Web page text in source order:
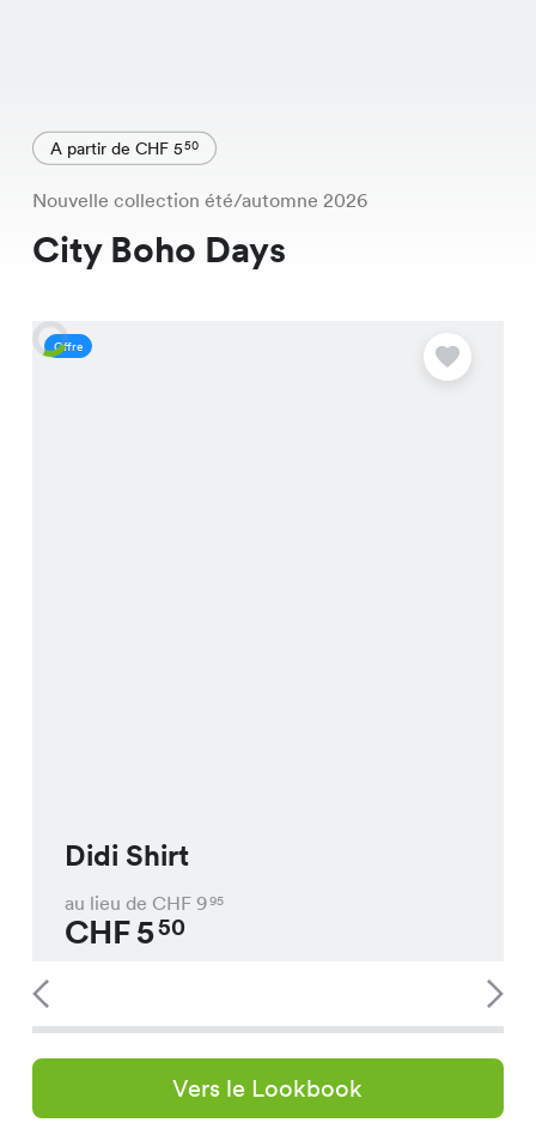
A partir de CHF 550
Nouvelle collection été/automne 2026
City Boho Days
Offre
Didi Shirt
au lieu de CHF 995
CHF550
Vers le Lookbook